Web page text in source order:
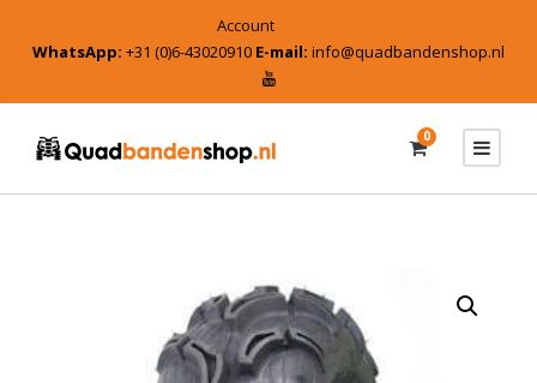
Account
WhatsApp: +31 (0)6-43020910 E-mail: info@quadbandenshop.nl
0